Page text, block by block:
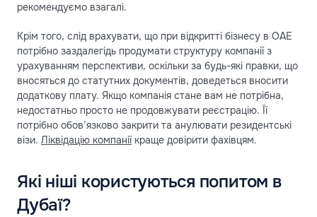
рекомендуємо взагалі.
Крім того, слід врахувати, що при відкритті бізнесу в ОАЕ
потрібно заздалегідь продумати структуру компанії з
урахуванням перспективи, оскільки за будь-які правки, що
вносяться до статутних документів, доведеться вносити
додаткову плату. Якщо компанія стане вам не потрібна,
недостатньо просто не продовжувати реєстрацію. Її
потрібно обов’язково закрити та анулювати резидентські
візи. Ліквідацію компаніїкраще довірити фахівцям.
Які ніші користуються попитом в
Дубаї?